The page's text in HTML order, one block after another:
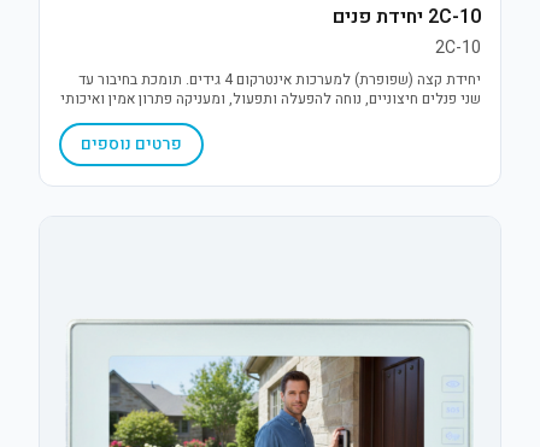
2C-10 יחידת פנים
2C-10
יחידת קצה (שפופרת) למערכות אינטרקום 4 גידים. תומכת בחיבור עד
שני פנלים חיצוניים, נוחה להפעלה ותפעול, ומעניקה פתרון אמין ואיכותי
פרטים נוספים